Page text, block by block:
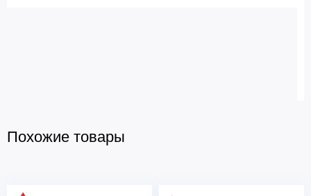
Похожие товары